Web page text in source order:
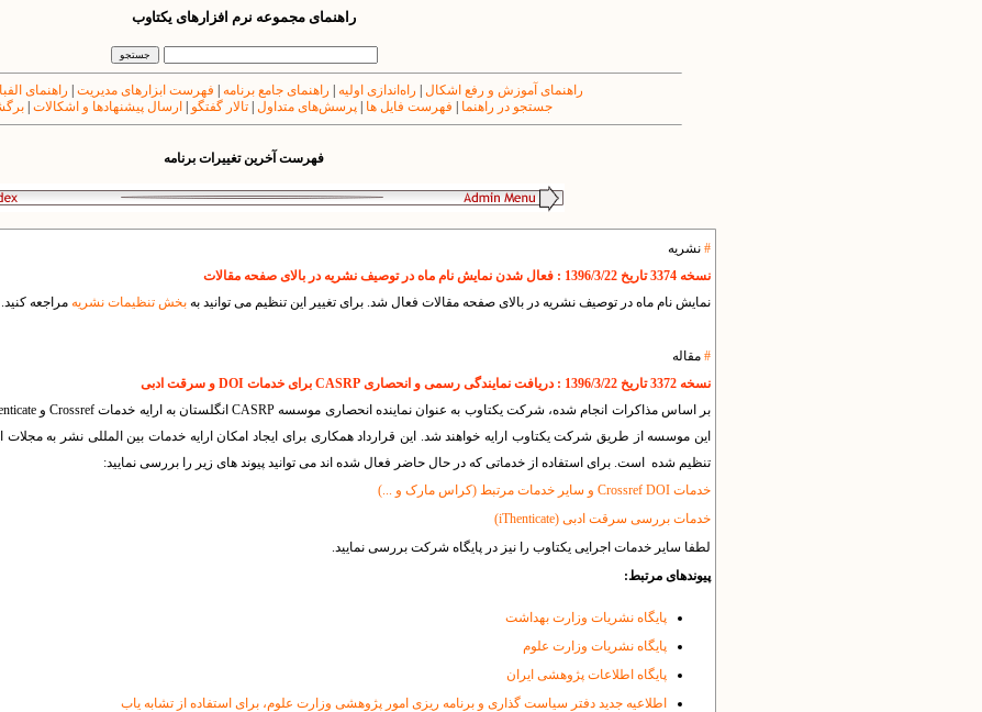
راهنمای مجموعه نرم افزارهای یکتاوب
راهنمای آموزش و رفع اشکال راه‌اندازی اولیه راهنمای جامع برنامه فهرست ابزارهای مدیریت راهنمای
جستجو در راهنما
فهرست فایل ها پرسش‌های متداول تالار گفتگو ارسال پیشنهادها و اشکالات
فهرست آخرین تغییرات برنامه
# نشریه
نسخه 3374 تاریخ 1396/3/22 : فعال شدن نمایش نام ماه در توصیف نشریه در بالای صفحه مقالات
نمایش نام ماه در توصیف نشریه در بالای صفحه مقالات فعال شد. برای تغییر این تنظیم می توانید به بخش تنظیمات نشریه مراجعه کنید.
# مقاله
نسخه 3372 تاریخ 1396/3/22 : دریافت نمایندگی رسمی و انحصاری CASRP برای خدمات DOI و سرقت ادبی
این موسسه از طریق شرکت یکتاوب ارایه خواهند شد. این قرارداد همکاری برای ایجاد امکان ارایه خدمات بین المللی نشر به مجلات
تنظیم شده است. برای استفاده از خدماتی که در حال حاضر فعال شده اند می توانید پیوند های زیر را بررسی نمایید:
خدمات Crossref DOI و سایر خدمات مرتبط (کراس مارک و ...)
خدمات بررسی سرقت ادبی (iThenticate)
لطفا سایر خدمات اجرایی یکتاوب را نیز در پایگاه شرکت بررسی نمایید.
پیوندهای مرتبط:
پایگاه نشریات وزارت بهداشت
پایگاه نشریات وزارت علوم
پایگاه اطلاعات پژوهشی ایران
اطلاعیه جدید دفتر سیاست گذاری و برنامه ریزی امور پژوهشی وزارت علوم، برای استفاده از تشابه یاب